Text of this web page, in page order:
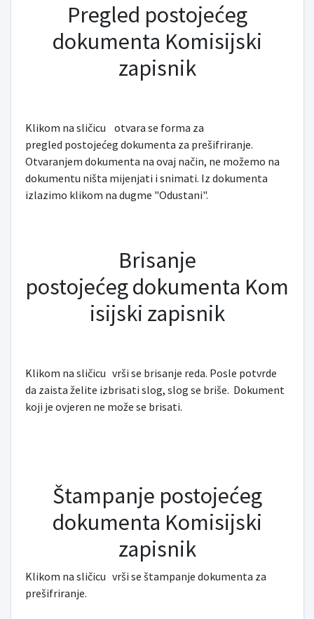
Pregled postojećeg
dokumenta Komisijski
zapisnik
Klikom na sličicu
otvara se forma za
pregled postojećeg dokumenta za prešifriranje.
Otvaranjem dokumenta na ovaj način, ne možemo na
dokumentu ništa mijenjati i snimati. Iz dokumenta
izlazimo klikom na dugme "Odustani".
Brisanje
postojećeg dokumenta Kom
isijski zapisnik
Klikom na sličicu vrši se brisanje reda. Posle potvrde
da zaista želite izbrisati slog, slog se briše. Dokument
koji je ovjeren ne može se brisati.
Štampanje postojećeg
dokumenta Komisijski
zapisnik
Klikom na sličicu vrši se štampanje dokumenta za
prešifriranje.